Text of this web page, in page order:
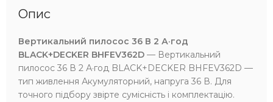
Опис
Вертикальний пилосос 36 В 2 А·год
BLACK+DECKER BHFEV362D — Вертикальний
пилосос 36 В 2 А·год BLACK+DECKER BHFEV362D —
тип живлення Акумуляторний, напруга 36 В. Для
точного підбору звірте сумісність і комплектацію.